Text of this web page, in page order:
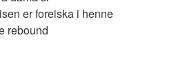
er forelska i henne
rebound